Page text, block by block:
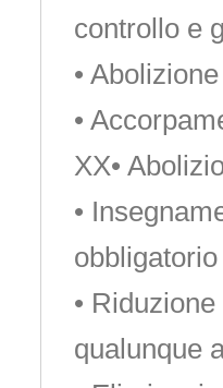
controllo e
•
•
XX•
•
•
qualunque